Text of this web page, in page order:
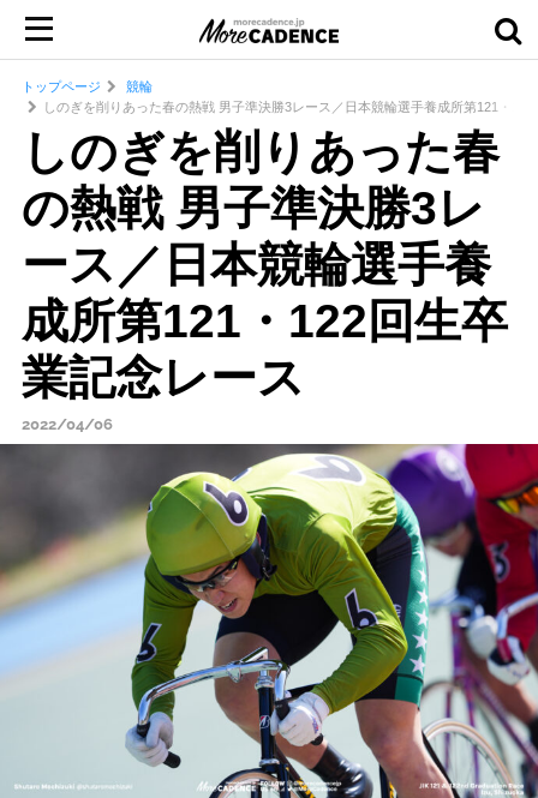
トップページ
競輪
しのぎを削りあった春の熱戦 男子準決勝3レース／日本競輪選手養成所第121・
しのぎを削りあった春
の熱戦 男子準決勝3レ
ース／日本競輪選手養
成所第121・122回生卒
業記念レース
2022/04/06